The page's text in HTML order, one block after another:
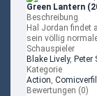
Green Lantern
Beschreibung
Hal Jordan findet
sein völlig
Schauspieler
Blake Lively, Peter
Kategorie
Action,
Bewertungen (0)